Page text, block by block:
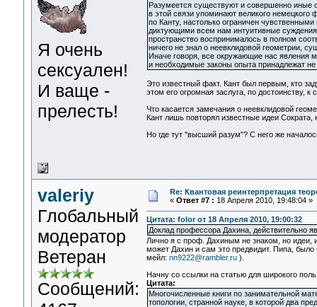
Я очень
сексуален!
И ваще -
прелесть!
Разумеется существуют и совершенно иные
в этой связи упоминают великого
по Канту, настолько ограничен
диктующими всем нам интуитивные
пространство воспринималось в полном
ничего не знал о неевклидовой геометрии,
Иначе говоря, все окружающие нас явления
и необходимые законы опыта принадлежат
Это известный факт. Кант был первым, кто
этом его огромная заслуга, по достоинству,
Что касается замечания о неевклидовой
Кант лишь повторял известные идеи Сократа,
Но где тут "высший разум"? С него же
valeriy
Глобальный
модератор
Ветеран
Сообщений:
Re: Квантовая реинтерпретация
« Ответ #7 : 18 Апреля 2010, 19:48:04 »
Цитата: folor от 18 Апреля 2010, 19:00:32
Доклад профессора Дахина, действительно
Лично я с проф. Дахиным не знаком, но идеи,
может Дахин и сам это предвидит. Пипа, было
мейл: nn9222@rambler.ru).
Начну со ссылки на статью для широкого
Цитата:
Многочисленные книги по занимательной
топологии, странной науке, в которой два